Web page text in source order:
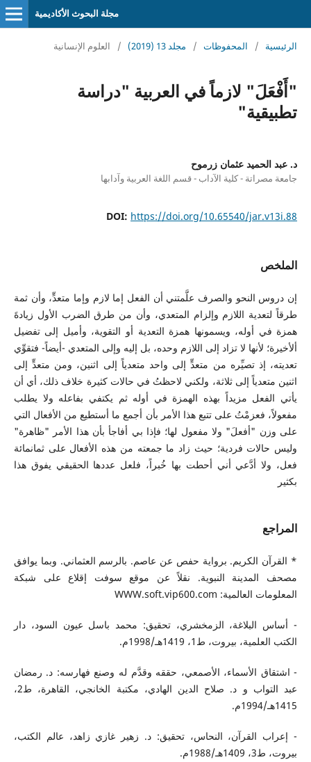
مجلة البحوث الأكاديمية
الرئيسية / المحفوظات / مجلد 13 (2019) / العلوم الإنسانية
"أَفْعَلَ" لازماً في العربية "دراسة
تطبيقية"
د. عبد الحميد عثمان زرموح
جامعة مصراتة - كلية الآداب - قسم اللغة العربية وآدابها
DOI: https://doi.org/10.65540/jar.v13i.88
الملخص
إن دروس النحو والصرف علَّمتني أن الفعل إما لازم وإما متعدٍّ، وأن ثمة
طرقاً لتعدية اللازم وإلزام المتعدي، وأن من طرق الضرب الأول زيادةَ
همزة في أوله، ويسمونها همزة التعدية أو التقوية، وأميل إلى تفضيل
ألأخيرة؛ لأنها لا تزاد إلى اللازم وحده، بل إليه وإلى المتعدي -أيضاً- فتقوِّي
تعديته، إذ تصيِّره من متعدٍّ إلى واحد متعدياً إلى اثنين، ومن متعدٍّ إلى
اثنين متعدياً إلى ثلاثة، ولكني لاحظتُ في حالات كثيرة خلاف ذلك، أي أن
يأتي الفعل مزيداً بهذه الهمزة في أوله ثم يكتفي بفاعله ولا يطلب
مفعولاً، فعزمْتُ على تتبع هذا الأمر بأن أجمع ما أستطيع من الأفعال التي
على وزن "أفعلَ" ولا مفعول لها؛ فإذا بي أفاجأ بأن هذا الأمر "ظاهرة"
وليس حالات فردية؛ حيث زاد ما جمعته من هذه الأفعال على ثمانمائة
فعل، ولا أدَّعي أني أحطت بها خُبراً، فلعل عددها الحقيقي يفوق هذا
بكثير
المراجع
* القرآن الكريم. برواية حفص عن عاصم. بالرسم العثماني. وبما يوافق
مصحف المدينة النبوية. نقلاً عن موقع سوفت إقلاع على شبكة
المعلومات العالمية: WWW.soft.vip600.com
- أساس البلاغة، الزمخشري، تحقيق: محمد باسل عيون السود، دار
الكتب العلمية، بيروت، ط1، 1419هـ/1998م.
- اشتقاق الأسماء، الأصمعي، حققه وقدَّم له وصنع فهارسه: د. رمضان
عبد التواب و د. صلاح الدين الهادي، مكتبة الخانجي، القاهرة، ط2،
1415هـ/1994م.
- إعراب القرآن، النحاس، تحقيق: د. زهير غازي زاهد، عالم الكتب،
بيروت، ط3، 1409هـ/1988م.